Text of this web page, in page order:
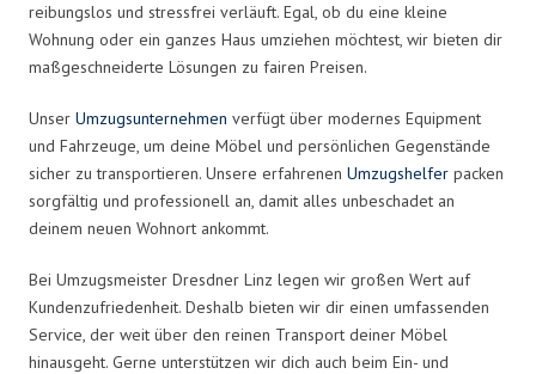
reibungslos und stressfrei verläuft. Egal, ob du eine kleine
Wohnung oder ein ganzes Haus umziehen möchtest, wir bieten dir
maßgeschneiderte Lösungen zu fairen Preisen.
Unser Umzugsunternehmen verfügt über modernes Equipment
und Fahrzeuge, um deine Möbel und persönlichen Gegenstände
sicher zu transportieren. Unsere erfahrenen Umzugshelfer packen
sorgfältig und professionell an, damit alles unbeschadet an
deinem neuen Wohnort ankommt.
Bei Umzugsmeister Dresdner Linz legen wir großen Wert auf
Kundenzufriedenheit. Deshalb bieten wir dir einen umfassenden
Service, der weit über den reinen Transport deiner Möbel
hinausgeht. Gerne unterstützen wir dich auch beim Ein- und